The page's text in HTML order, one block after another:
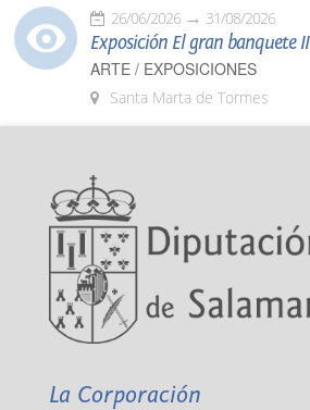
26/06/2026 31/08/2026
Exposición El gran banquete II
ARTE / EXPOSICIONES
Santa Marta de Tormes
La Corporación